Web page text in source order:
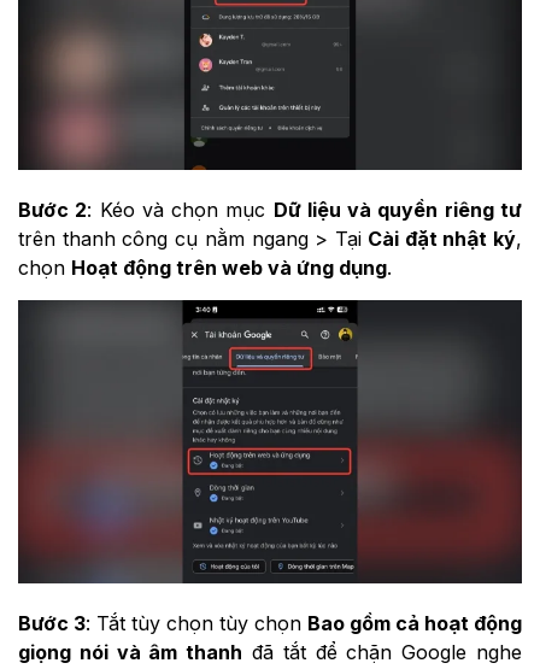
Bước 2: Kéo và chọn mục Dữ liệu và quyền riêng tư
trên thanh công cụ nằm ngang > Tại Cài đặt nhật ký,
chọn Hoạt động trên web và ứng dụng.
Bước 3: Tắt tùy chọn tùy chọn Bao gồm cả hoạt động
giọng nói và âm thanh đã tắt để chặn Google nghe